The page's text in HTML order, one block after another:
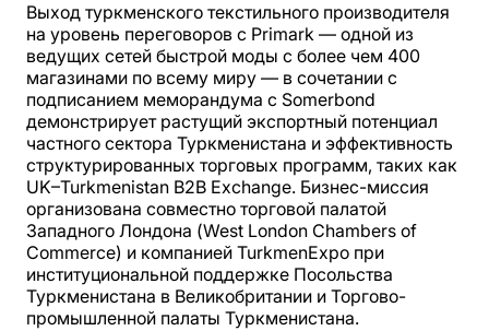
Выход туркменского текстильного производителя
на уровень переговоров с Primark — одной из
ведущих сетей быстрой моды с более чем 400
магазинами по всему миру — в сочетании с
подписанием меморандума с Somerbond
демонстрирует растущий экспортный потенциал
частного сектора Туркменистана и эффективность
структурированных торговых программ, таких как
UK–Turkmenistan B2B Exchange. Бизнес-миссия
организована совместно торговой палатой
Западного Лондона (West London Chambers of
Commerce) и компанией TurkmenExpo при
институциональной поддержке Посольства
Туркменистана в Великобритании и Торгово-
промышленной палаты Туркменистана.